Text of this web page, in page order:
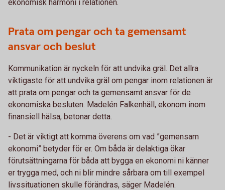
ekonomisk harmoni i relationen.
Prata om pengar och ta gemensamt
ansvar och beslut
Kommunikation är nyckeln för att undvika gräl. Det allra
viktigaste för att undvika gräl om pengar inom relationen är
att prata om pengar och ta gemensamt ansvar för de
ekonomiska besluten. Madelén Falkenhäll, ekonom inom
finansiell hälsa, betonar detta.
- Det är viktigt att komma överens om vad ”gemensam
ekonomi” betyder för er. Om båda är delaktiga ökar
förutsättningarna för båda att bygga en ekonomi ni känner
er trygga med, och ni blir mindre sårbara om till exempel
livssituationen skulle förändras, säger Madelén.